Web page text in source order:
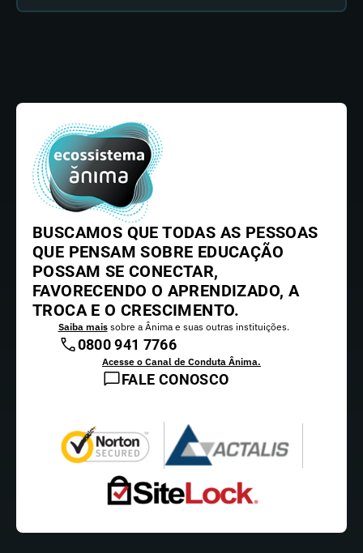
BUSCAMOS QUE TODAS AS PESSOAS
QUE PENSAM SOBRE EDUCAÇÃO
POSSAM SE CONECTAR,
FAVORECENDO O APRENDIZADO, A
TROCA E O CRESCIMENTO.
Saiba maissobre a Ânima e suas outras instituições.
0800 941 7766
Acesse o Canal de Conduta Ânima.
FALE CONOSCO